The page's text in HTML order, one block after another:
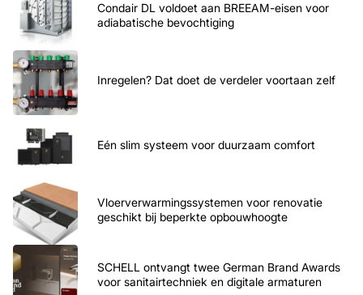
Condair DL voldoet aan BREEAM-eisen voor
adiabatische bevochtiging
Inregelen? Dat doet de verdeler voortaan zelf
Eén slim systeem voor duurzaam comfort
Vloerverwarmingssystemen voor renovatie
geschikt bij beperkte opbouwhoogte
SCHELL ontvangt twee German Brand Awards
voor sanitairtechniek en digitale armaturen